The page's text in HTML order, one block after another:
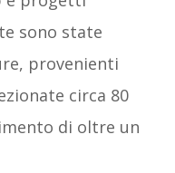
sono state
provenienti
circa 80
di oltre un